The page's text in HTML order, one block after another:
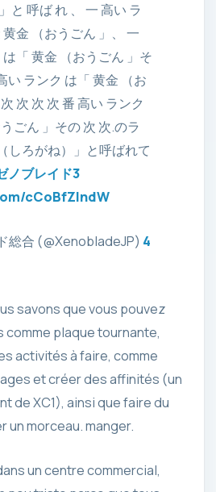
と 呼ば れ 、 一 高い ラ
金 （おうごん 」、 一
「 黄金 （おうごん 」そ
い ランク は「 黄金 （お
次 次 次 番 高い ランク
ごん 」その 次 次.のラ
しろがね）」と呼ばれて
ノブレイド3
cCoBfZIndW
総合 (@XenobladeJP) 4
savons que vous pouvez
plaque tournante,
activités à faire, comme
et créer des affinités (un
de XC1), ainsi que faire du
un morceau. manger.
un centre commercial,